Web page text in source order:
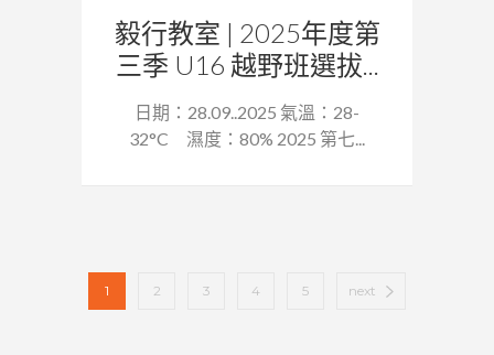
毅行教室 | 2025年度第
三季 U16 越野班選拔...
日期：28.09..2025 氣溫：28-
32°C 濕度：80% 2025 第七...
1 2 3 4 5 next